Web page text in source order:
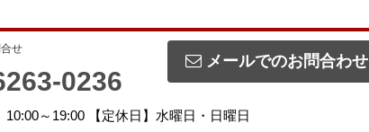
メールでのお問合わせ
せ
0236
10:00～19:00 【定休日】水曜日・日曜日